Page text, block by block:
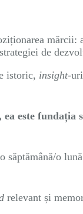
mărcii:
de
istoric, insight-
este fundația
săptămână/o
relevant și